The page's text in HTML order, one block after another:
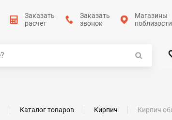
Заказать
расчет
Заказать
звонок
Магазины
поблизости
Каталог товаров Кирпич